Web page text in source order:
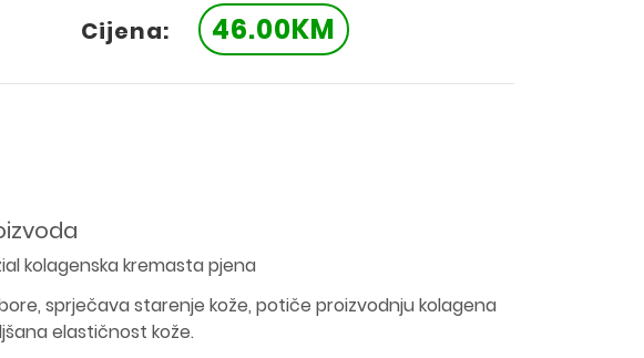
Cijena: 46.00KM
kolagenska kremasta pjena
sprječava starenje kože, potiče proizvodnju kolagena
elastičnost kože.